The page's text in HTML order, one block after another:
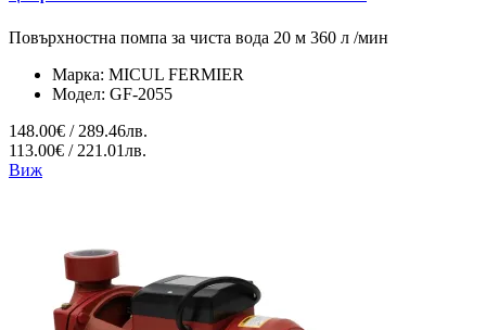
Повърхностна помпа за чиста вода 20 м 360 л /мин
Марка: MICUL FERMIER
Модел: GF-2055
148.00€ / 289.46лв.
113.00€ / 221.01лв.
Виж